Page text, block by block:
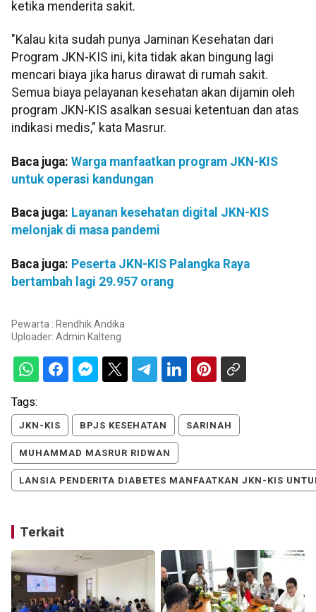
ketika menderita sakit.
"Kalau kita sudah punya Jaminan Kesehatan dari
Program JKN-KIS ini, kita tidak akan bingung lagi
mencari biaya jika harus dirawat di rumah sakit.
Semua biaya pelayanan kesehatan akan dijamin oleh
program JKN-KIS asalkan sesuai ketentuan dan atas
indikasi medis," kata Masrur.
Baca juga: Warga manfaatkan program JKN-KIS
untuk operasi kandungan
Baca juga: Layanan kesehatan digital JKN-KIS
melonjak di masa pandemi
Baca juga: Peserta JKN-KIS Palangka Raya
bertambah lagi 29.957 orang
Pewarta : Rendhik Andika
Uploader: Admin Kalteng
Tags:
JKN-KIS BPJS KESEHATAN SARINAH
MUHAMMAD MASRUR RIDWAN
LANSIA PENDERITA DIABETES MANFAATKAN JKN-KIS
Terkait